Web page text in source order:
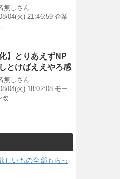
無しさん
04(火) 21:46:59 企業
化】とりあえずNP
とけばええやろ感
無しさん
04(火) 18:02:08 モー
改 …
しいもの全部もらっ